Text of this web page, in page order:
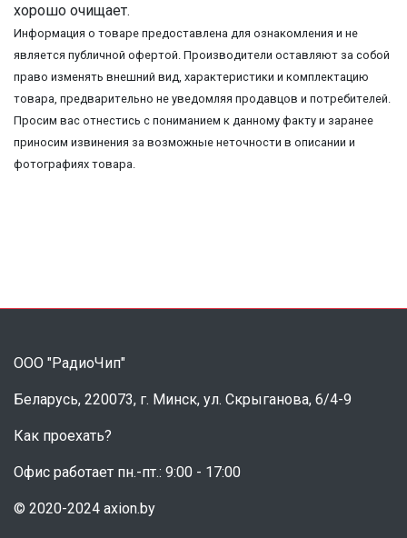
хорошо очищает.
Информация о товаре предоставлена для ознакомления и не
является публичной офертой. Производители оставляют за собой
право изменять внешний вид, характеристики и комплектацию
товара, предварительно не уведомляя продавцов и потребителей.
Просим вас отнестись с пониманием к данному факту и заранее
приносим извинения за возможные неточности в описании и
фотографиях товара.
ООО "РадиоЧип"
Беларусь, 220073, г. Минск, ул. Скрыганова, 6/4-9
Как проехать?
Офис работает пн.-пт.: 9:00 - 17:00
© 2020-2024 axion.by